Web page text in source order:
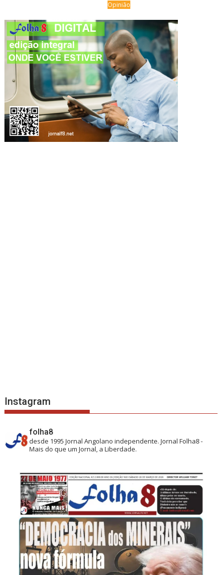
Opinião
Instagram
folha8
desde 1995 Jornal Angolano independente.Jornal Folha8 -
Mais do que um Jornal, a Liberdade.